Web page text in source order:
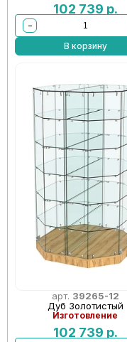
102 739 р.
−
В корзину
арт. 39265-12
Дуб Золотистый
Изготовление
102 739 р.